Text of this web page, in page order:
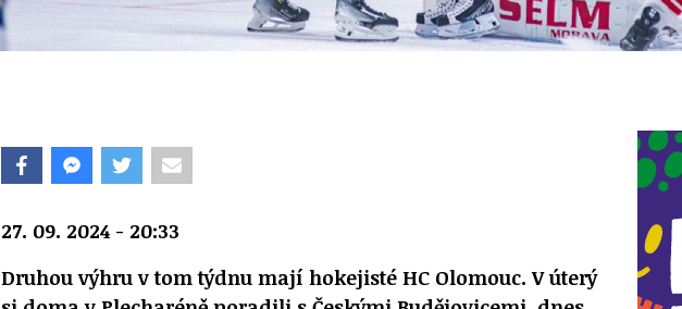
27. 09. 2024 - 20:33
Druhou výhru v tom týdnu mají hokejisté HC Olomouc. V úterý